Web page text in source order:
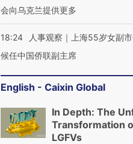
会向乌克兰提供更多
18:24
人事观察｜上海55岁女副
候任中国侨联副主席
English - Caixin Global
In Depth: The
Transformation
LGFVs